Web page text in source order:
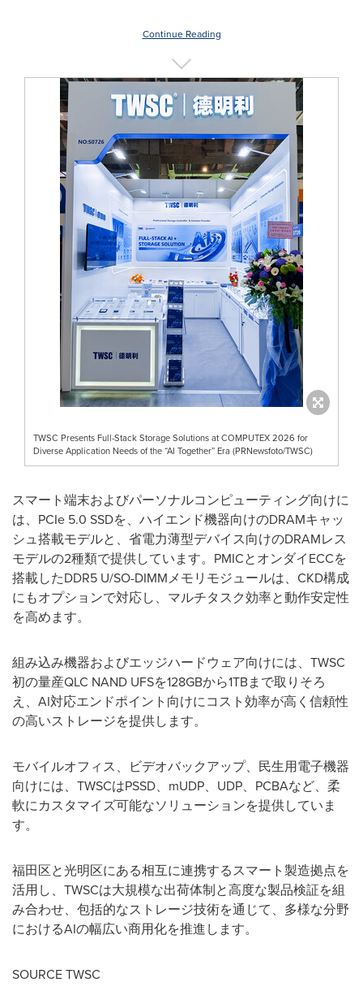
Continue Reading
TWSC Presents Full-Stack Storage Solutions at COMPUTEX 2026 for
Diverse Application Needs of the “AI Together” Era (PRNewsfoto/TWSC)
スマート端末およびパーソナルコンピューティング向けに
は、PCIe 5.0 SSDを、ハイエンド機器向けのDRAMキャッ
シュ搭載モデルと、省電力薄型デバイス向けのDRAMレス
モデルの2種類で提供しています。PMICとオンダイECCを
搭載したDDR5 U/SO-DIMMメモリモジュールは、CKD構成
にもオプションで対応し、マルチタスク効率と動作安定性
を高めます。
組み込み機器およびエッジハードウェア向けには、TWSC
初の量産QLC NAND UFSを128GBから1TBまで取りそろ
え、AI対応エンドポイント向けにコスト効率が高く信頼性
の高いストレージを提供します。
モバイルオフィス、ビデオバックアップ、民生用電子機器
向けには、TWSCはPSSD、mUDP、UDP、PCBAなど、柔
軟にカスタマイズ可能なソリューションを提供していま
す。
福田区と光明区にある相互に連携するスマート製造拠点を
活用し、TWSCは大規模な出荷体制と高度な製品検証を組
み合わせ、包括的なストレージ技術を通じて、多様な分野
におけるAIの幅広い商用化を推進します。
SOURCE TWSC